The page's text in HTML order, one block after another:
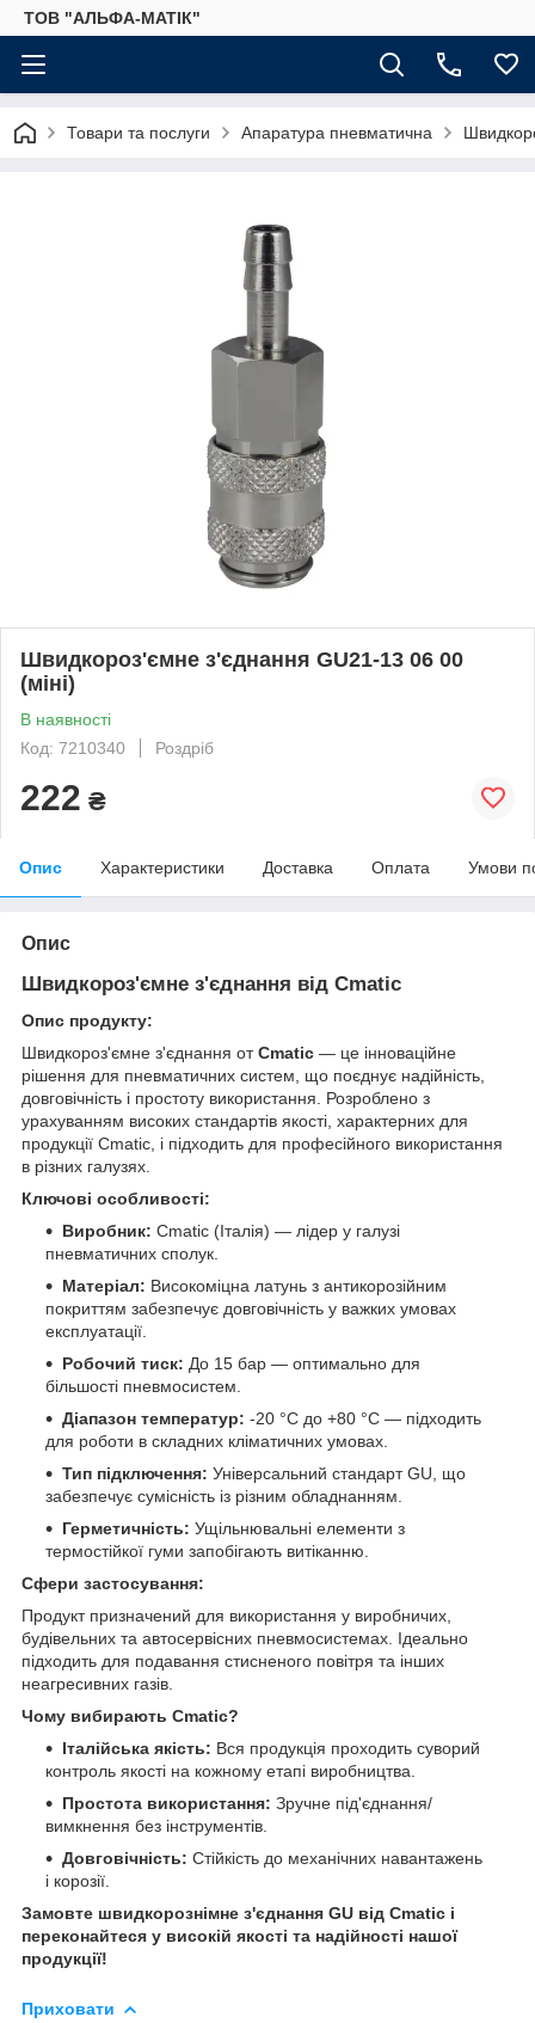
ТОВ "АЛЬФА-МАТІК"
Товари та послуги Апаратура пневматична
Швидкороз'ємне з'єднання GU21-13 06 00
(міні)
В наявності
Код: 7210340
Роздріб
222 ₴
Опис Характеристики Доставка Оплата Умови
Опис
Швидкороз'ємне з'єднання від Cmatic
Опис продукту:
Швидкороз'ємне з'єднання отCmatic — це інноваційне
рішення для пневматичних систем, що поєднує надійність,
довговічність і простоту використання. Розроблено з
урахуванням високих стандартів якості, характерних для
продукції Cmatic, і підходить для професійного використання
в різних галузях.
Ключові особливості:
Виробник: Cmatic (Італія) — лідер у галузі
пневматичних сполук.
Матеріал: Високоміцна латунь з антикорозійним
покриттям забезпечує довговічність у важких умовах
експлуатації.
Робочий тиск: До 15 бар — оптимально для
більшості пневмосистем.
Діапазон температур: -20 °C до +80 °C — підходить
для роботи в складних кліматичних умовах.
Тип підключення: Універсальний стандарт GU, що
забезпечує сумісність із різним обладнанням.
Герметичність: Ущільнювальні елементи з
термостійкої гуми запобігають витіканню.
Сфери застосування:
Продукт призначений для використання у виробничих,
будівельних та автосервісних пневмосистемах. Ідеально
підходить для подавання стисненого повітря та інших
неагресивних газів.
Чому вибирають Cmatic?
Італійська якість: Вся продукція проходить суворий
контроль якості на кожному етапі виробництва.
Простота використання: Зручне під'єднання/
вимкнення без інструментів.
Довговічність: Стійкість до механічних навантажень
і корозії.
Замовте швидкорознімне з'єднання GU від Cmatic і
переконайтеся у високій якості та надійності нашої
продукції!
Приховати